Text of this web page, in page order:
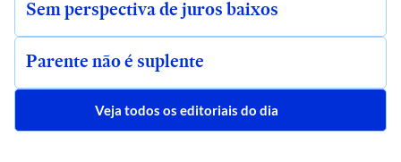
Sem perspectiva de juros baixos
Parente não é suplente
Veja todos os editoriais do dia